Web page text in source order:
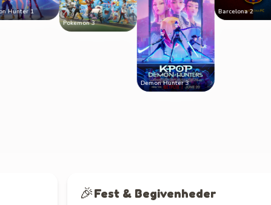
1
Pokemon 3
Demon Hunter 3
Barcelona 2
🎉Fest & Begivenheder